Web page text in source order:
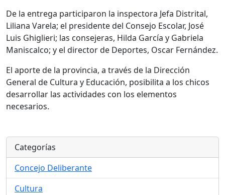
De la entrega participaron la inspectora Jefa Distrital,
Liliana Varela; el presidente del Consejo Escolar, José
Luis Ghiglieri; las consejeras, Hilda García y Gabriela
Maniscalco; y el director de Deportes, Oscar Fernández.
El aporte de la provincia, a través de la Dirección
General de Cultura y Educación, posibilita a los chicos
desarrollar las actividades con los elementos
necesarios.
Categorías
Concejo Deliberante
Cultura